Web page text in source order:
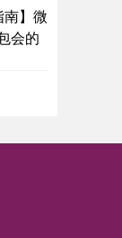
】微
会的